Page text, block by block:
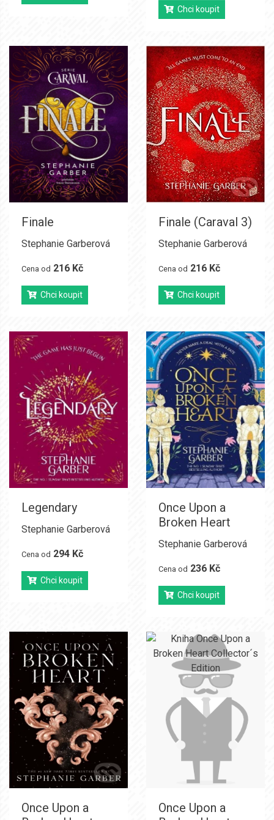
Chci koupit
Finale
Stephanie Garberová
Cena od 216 Kč
Chci koupit
Finale (Caraval 3)
Stephanie Garberová
Cena od 216 Kč
Chci koupit
Legendary
Stephanie Garberová
Cena od 294 Kč
Chci koupit
Once Upon a
Broken Heart
Stephanie Garberová
Cena od 236 Kč
Chci koupit
Once Upon a
Once Upon a